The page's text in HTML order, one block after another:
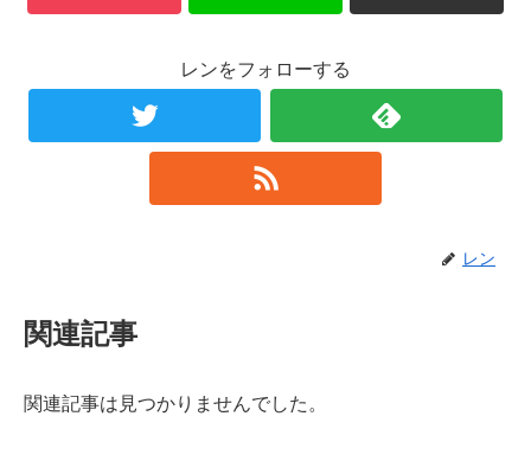
レンをフォローする
レン
関連記事
関連記事は見つかりませんでした。